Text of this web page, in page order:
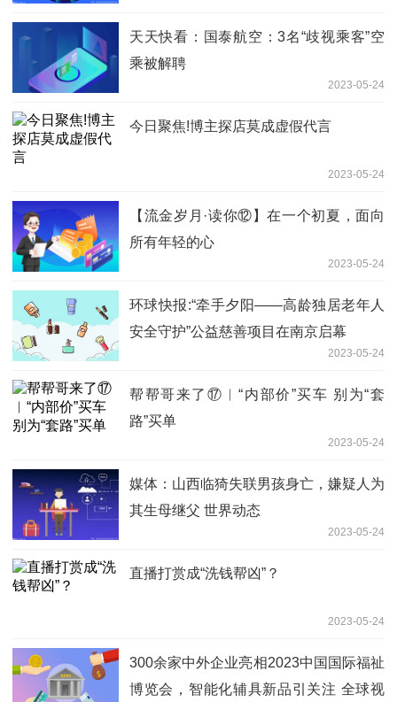
天天快看：国泰航空：3名“歧视乘客”空
乘被解聘
2023-05-24
今日聚焦!博主探店莫成虚假代言
2023-05-24
【流金岁月·读你⑫】在一个初夏，面向
所有年轻的心
2023-05-24
环球快报:“牵手夕阳——高龄独居老年人
安全守护”公益慈善项目在南京启幕
2023-05-24
帮帮哥来了⑰︱“内部价”买车 别为“套
路”买单
2023-05-24
媒体：山西临猗失联男孩身亡，嫌疑人为
其生母继父 世界动态
2023-05-24
直播打赏成“洗钱帮凶”？
2023-05-24
300余家中外企业亮相2023中国国际福祉
博览会，智能化辅具新品引关注 全球视